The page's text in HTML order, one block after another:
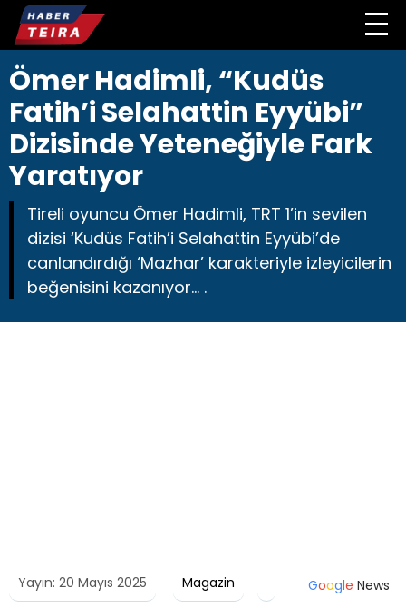
Ömer Hadimli, “Kudüs
Fatih’i Selahattin Eyyübi”
Dizisinde Yeteneğiyle Fark
Yaratıyor
Tireli oyuncu Ömer Hadimli, TRT 1’in sevilen
dizisi ‘Kudüs Fatih’i Selahattin Eyyübi’de
canlandırdığı ‘Mazhar’ karakteriyle izleyicilerin
beğenisini kazanıyor… .
Yayın: 20 Mayıs 2025 Magazin Google News